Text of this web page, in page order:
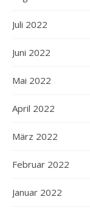
Juli 2022
Juni 2022
Mai 2022
April 2022
März 2022
Februar 2022
Januar 2022